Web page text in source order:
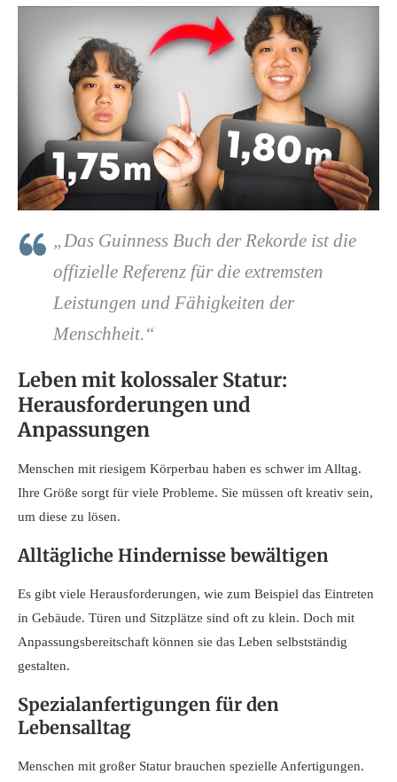
„Das Guinness Buch der Rekorde ist die
offizielle Referenz für die extremsten
Leistungen und Fähigkeiten der
Menschheit.“
Leben mit kolossaler Statur:
Herausforderungen und
Anpassungen
Menschen mit riesigem Körperbau haben es schwer im Alltag.
Ihre Größe sorgt für viele Probleme. Sie müssen oft kreativ sein,
um diese zu lösen.
Alltägliche Hindernisse bewältigen
Es gibt viele Herausforderungen, wie zum Beispiel das Eintreten
in Gebäude. Türen und Sitzplätze sind oft zu klein. Doch mit
Anpassungsbereitschaft können sie das Leben selbstständig
gestalten.
Spezialanfertigungen für den
Lebensalltag
Menschen mit großer Statur brauchen spezielle Anfertigungen.